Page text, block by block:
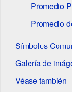
Promedio
Promedio
Símbolos
Galería de
Véase también